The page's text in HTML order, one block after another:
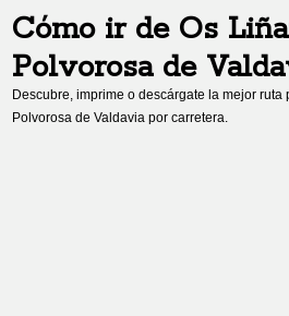
Cómo ir de Os
Polvorosa de
Descubre, imprime o descárgate la mejor
Polvorosa de Valdavia por carretera.